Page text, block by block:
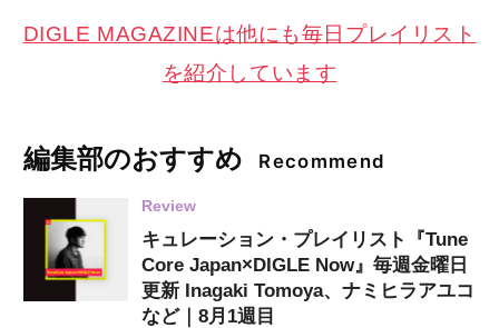
DIGLE MAGAZINEは他にも毎日プレイリスト
を紹介しています
編集部のおすすめ Recommend
Review
キュレーション・プレイリスト『Tune
Core Japan×DIGLE Now』毎週金曜日
更新 Inagaki Tomoya、ナミヒラアユコ
など｜8月1週目